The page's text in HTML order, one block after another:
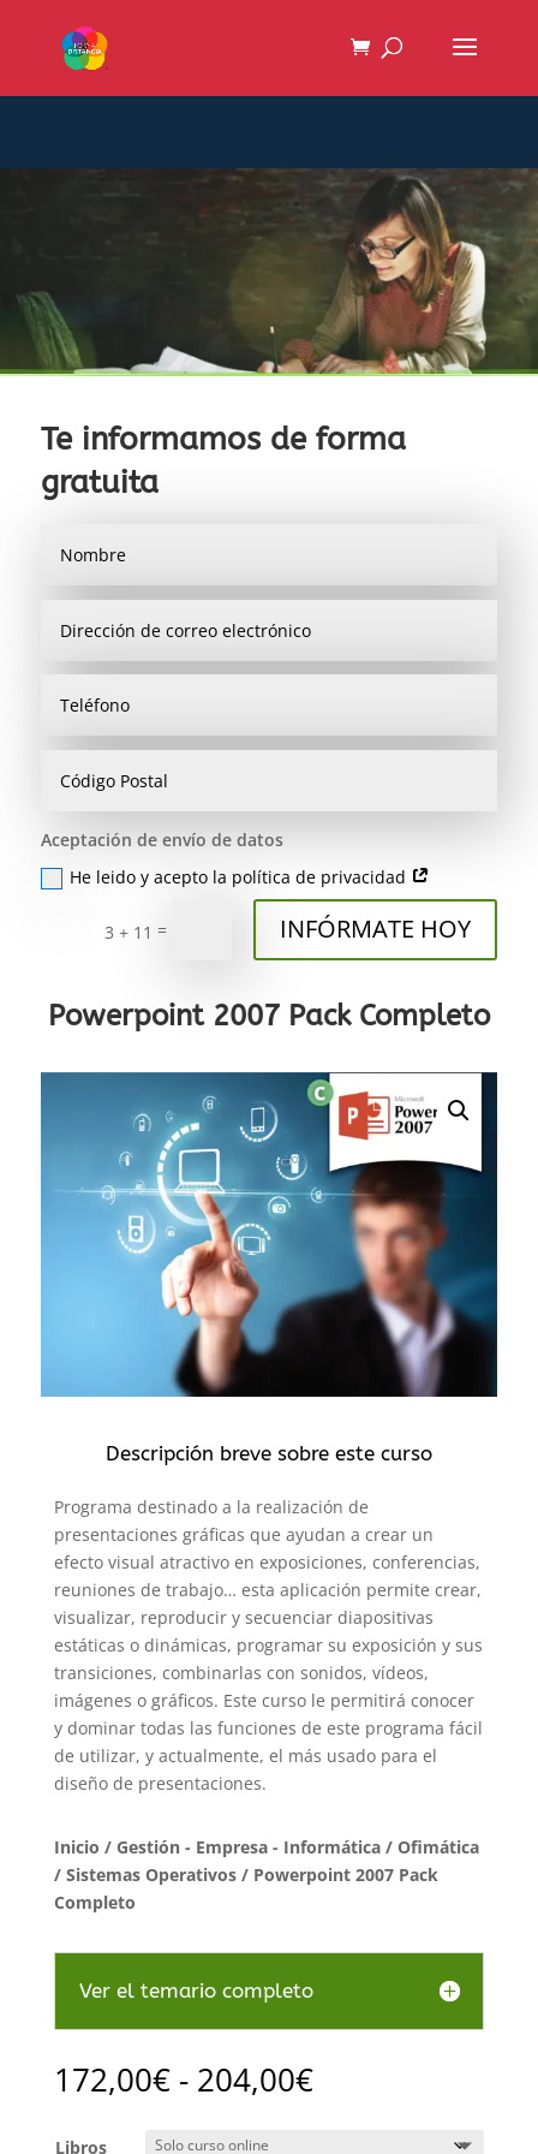
Te informamos de forma
gratuita
Aceptación de envío de datos
He leido y acepto la política de privacidad
3 + 11 = INFÓRMATE HOY
Powerpoint 2007 Pack Completo
Descripción breve sobre este curso
Programa destinado a la realización de
presentaciones gráficas que ayudan a crear un
efecto visual atractivo en exposiciones, conferencias,
reuniones de trabajo… esta aplicación permite crear,
visualizar, reproducir y secuenciar diapositivas
estáticas o dinámicas, programar su exposición y sus
transiciones, combinarlas con sonidos, vídeos,
imágenes o gráficos. Este curso le permitirá conocer
y dominar todas las funciones de este programa fácil
de utilizar, y actualmente, el más usado para el
diseño de presentaciones.
Inicio / Gestión - Empresa - Informática/ Ofimática
/ Sistemas Operativos/ Powerpoint 2007 Pack
Completo
Ver el temario completo
172,00€ - 204,00€Rango
de
Libros